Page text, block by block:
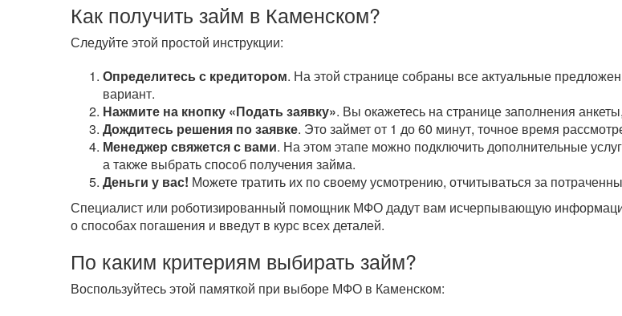
Как получить займ в Каменском?
Следуйте этой простой инструкции:
Определитесь с кредитором. На этой странице собраны все актуальные
вариант.
Нажмите на кнопку «Подать заявку». Вы окажетесь на странице заполнения
Дождитесь решения по заявке. Это займет от 1 до 60 минут, точное время
Менеджер свяжется с вами. На этом этапе можно подключить дополнительные
а также выбрать способ получения займа.
Деньги у вас! Можете тратить их по своему усмотрению, отчитываться за
Специалист или роботизированный помощник МФО дадут вам исчерпывающую
о способах погашения и введут в курс всех деталей.
По каким критериям выбирать займ?
Воспользуйтесь этой памяткой при выборе МФО в Каменском: